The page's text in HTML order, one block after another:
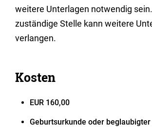
weitere Unterlagen notwendig
zuständige Stelle kann weitere
verlangen.
Kosten
EUR 160,00
Geburtsurkunde oder